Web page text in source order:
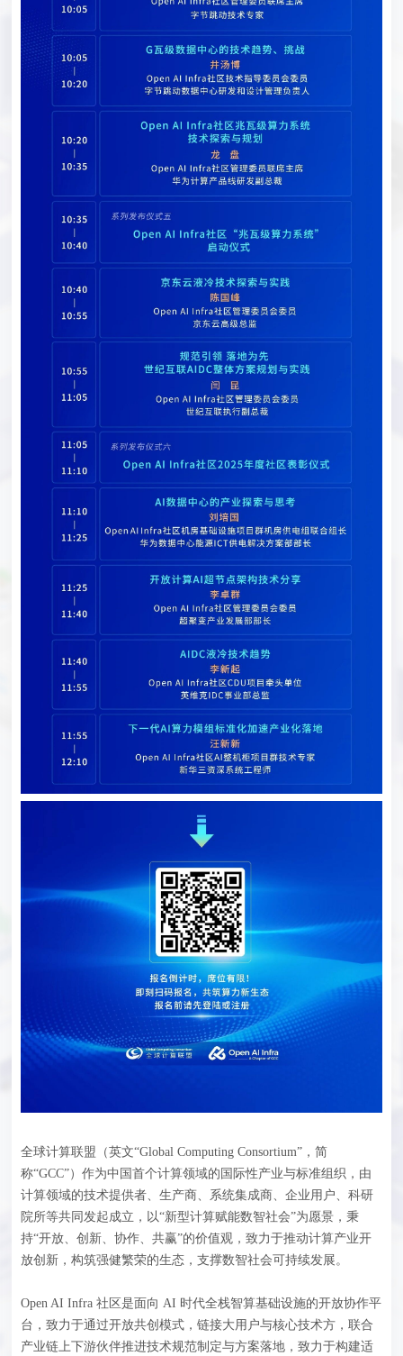
全球计算联盟（英文“Global Computing Consortium”，简
称“GCC”）作为中国首个计算领域的国际性产业与标准组织，由
计算领域的技术提供者、生产商、系统集成商、企业用户、科研
院所等共同发起成立，以“新型计算赋能数智社会”为愿景，秉
持“开放、创新、协作、共赢”的价值观，致力于推动计算产业开
放创新，构筑强健繁荣的生态，支撑数智社会可持续发展。
Open AI Infra 社区是面向 AI 时代全栈智算基础设施的开放协作平
台，致力于通过开放共创模式，链接大用户与核心技术方，联合
产业链上下游伙伴推进技术规范制定与方案落地，致力于构建适